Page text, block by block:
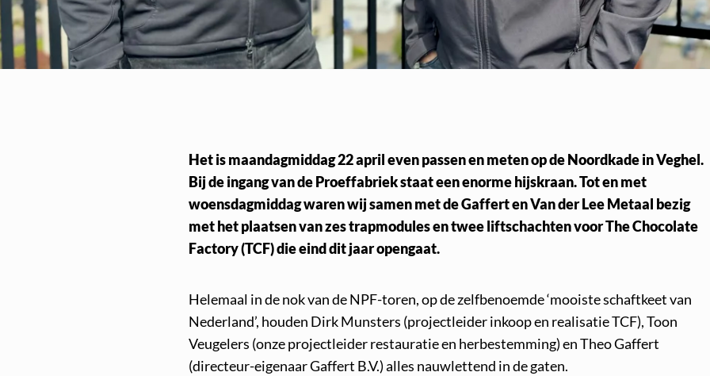
Het is maandagmiddag 22 april even passen en meten op de Noordkade in Veghel.
Bij de ingang van de Proeffabriek staat een enorme hijskraan. Tot en met
woensdagmiddag waren wij samen met de Gaffert en Van der Lee Metaal bezig
met het plaatsen van zes trapmodules en twee liftschachten voor The Chocolate
Factory (TCF) die eind dit jaar opengaat.
Helemaal in de nok van de NPF-toren, op de zelfbenoemde ‘mooiste schaftkeet van
Nederland’, houden Dirk Munsters (projectleider inkoop en realisatie TCF), Toon
Veugelers (onze projectleider restauratie en herbestemming) en Theo Gaffert
(directeur-eigenaar Gaffert B.V.) alles nauwlettend in de gaten.